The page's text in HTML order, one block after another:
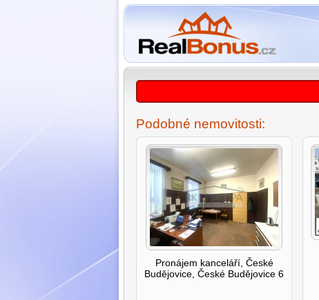
Podobné nemovitosti:
Pronájem kanceláří, České
Budějovice, České Budějovice 6